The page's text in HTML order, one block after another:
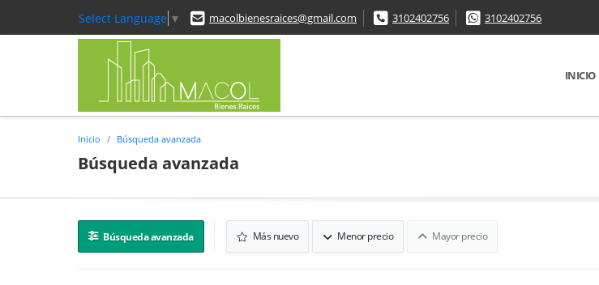
Select Language ▼ macolbienesraices@gmail.com 3102402756 3102402756
INICIO
Inicio Búsqueda avanzada
Búsqueda avanzada
Búsqueda avanzada Más nuevo Menor precio Mayor precio